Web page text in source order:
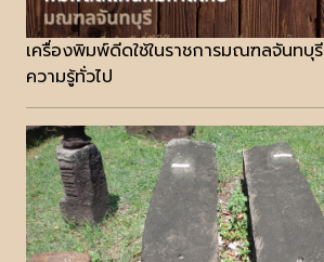
เครื่องพิมพ์ดีดใช้ในราชการมณฑลจันทบุรี
ความรู้ทั่วไป